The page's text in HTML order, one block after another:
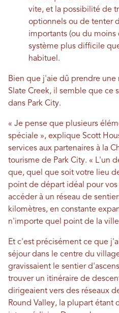
vite, et la possibilité de
optionnels ou de tenter
importants (ou du moins
système plus difficile
habituel.
Bien que j'aie dû prendre une
Slate Creek, il semble que ce
dans Park City.
« Je pense que plusieurs
spéciale », explique Scott
services aux partenaires à la
tourisme de Park City. « L'un
que, quel que soit votre lieu
point de départ idéal pour
accéder à un réseau de
kilomètres, en constante
n'importe quel point de la
Et c'est précisément ce que
séjour dans le centre du
gravissaient le sentier
trouver un itinéraire de
dirigeaient vers des réseaux
Round Valley, la plupart étant